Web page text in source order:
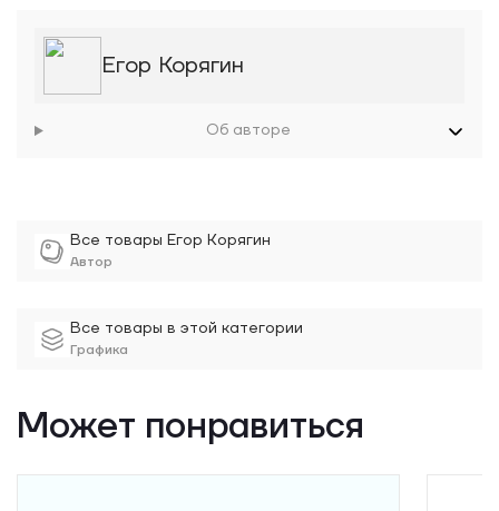
Все товары Егор Корягин
Автор
Все товары в этой категории
Графика
Егор Корягин
Об авторе
Может понравиться